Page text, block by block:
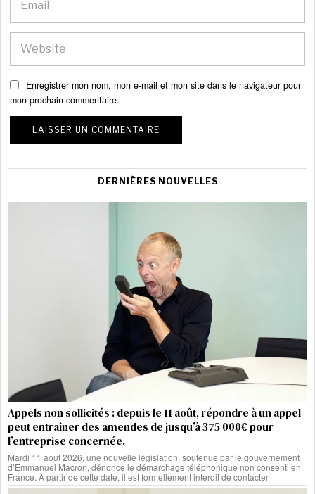
Enregistrer mon nom, mon e-mail et mon site dans le navigateur pour
mon prochain commentaire.
DERNIÈRES NOUVELLES
Appels non sollicités : depuis le 11 août, répondre à un appel
peut entraîner des amendes de jusqu’à 375 000€ pour
l’entreprise concernée.
Mardi 11 août 2026, une nouvelle législation, soutenue par le gouvernement
d’Emmanuel Macron, dénonce le démarchage téléphonique non consenti en
France. À partir de cette date, il est formellement interdit de contacter